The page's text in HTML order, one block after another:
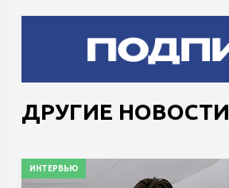
ДРУГИЕ НОВОСТИ
ИНТЕРВЬЮ